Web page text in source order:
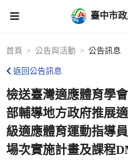
臺中市
首頁 公告與活動 公告訊息
返回公告訊息
檢送臺灣適應體育學
部輔導地方政府推展
級適應體育運動指導
場次實施計畫及課程